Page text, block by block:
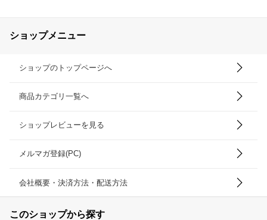
ショップメニュー
ショップのトップページへ
商品カテゴリ一覧へ
ショップレビューを見る
メルマガ登録(PC)
会社概要・決済方法・配送方法
このショップから探す